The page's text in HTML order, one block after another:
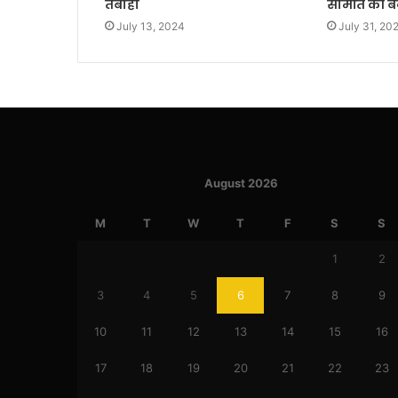
तबाही
July 13, 2024
समिति की
July 31,
August 2026
M T W T F S S
1 2
3 4 5 6 7 8 9
10 11 12 13 14 15 16
17 18 19 20 21 22 23